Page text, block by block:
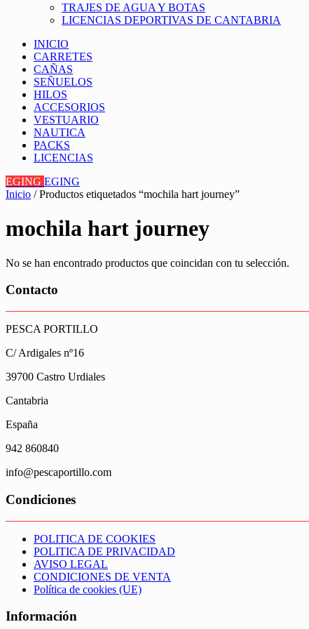
TRAJES DE AGUA Y BOTAS
LICENCIAS DEPORTIVAS DE CANTABRIA
INICIO
CARRETES
CAÑAS
SEÑUELOS
HILOS
ACCESORIOS
VESTUARIO
NAUTICA
PACKS
LICENCIAS
EGING EGING
Inicio / Productos etiquetados “mochila hart journey”
mochila hart journey
No se han encontrado productos que coincidan con tu selección.
Contacto
PESCA PORTILLO
C/ Ardigales nº16
39700 Castro Urdiales
Cantabria
España
942 860840
info@pescaportillo.com
Condiciones
POLITICA DE COOKIES
POLITICA DE PRIVACIDAD
AVISO LEGAL
CONDICIONES DE VENTA
Política de cookies (UE)
Información